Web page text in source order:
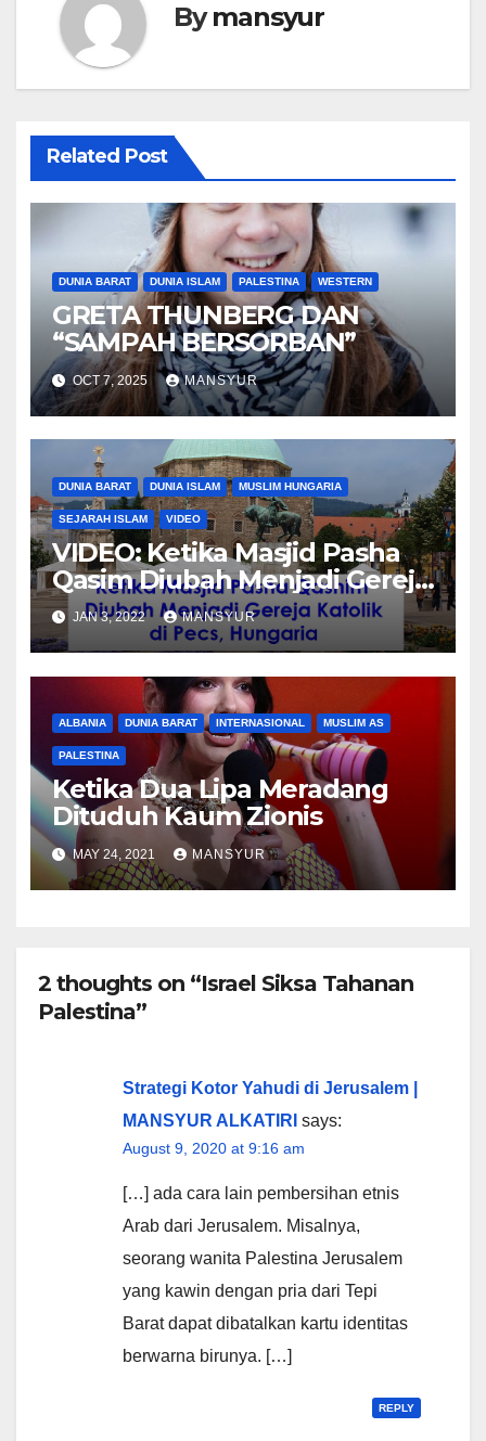
Bymansyur
Related Post
DUNIA BARAT DUNIA ISLAM PALESTINA WESTERN
GRETA THUNBERG DAN
“SAMPAH BERSORBAN”
OCT 7, 2025 MANSYUR
DUNIA BARAT DUNIA ISLAM MUSLIM HUNGARIA
SEJARAH ISLAM VIDEO
VIDEO: Ketika Masjid Pasha
Qasim Diubah Menjadi Gereja
Katolik di Pecs, Hungaria
JAN 3, 2022 MANSYUR
ALBANIA DUNIA BARAT INTERNASIONAL MUSLIM AS
PALESTINA
Ketika Dua Lipa Meradang
Dituduh Kaum Zionis
MAY 24, 2021 MANSYUR
2 thoughts on “Israel Siksa Tahanan
Palestina”
Strategi Kotor Yahudi di Jerusalem |
MANSYUR ALKATIRI says:
August 9, 2020 at 9:16 am
[…] ada cara lain pembersihan etnis
Arab dari Jerusalem. Misalnya,
seorang wanita Palestina Jerusalem
yang kawin dengan pria dari Tepi
Barat dapat dibatalkan kartu identitas
berwarna birunya. […]
REPLY